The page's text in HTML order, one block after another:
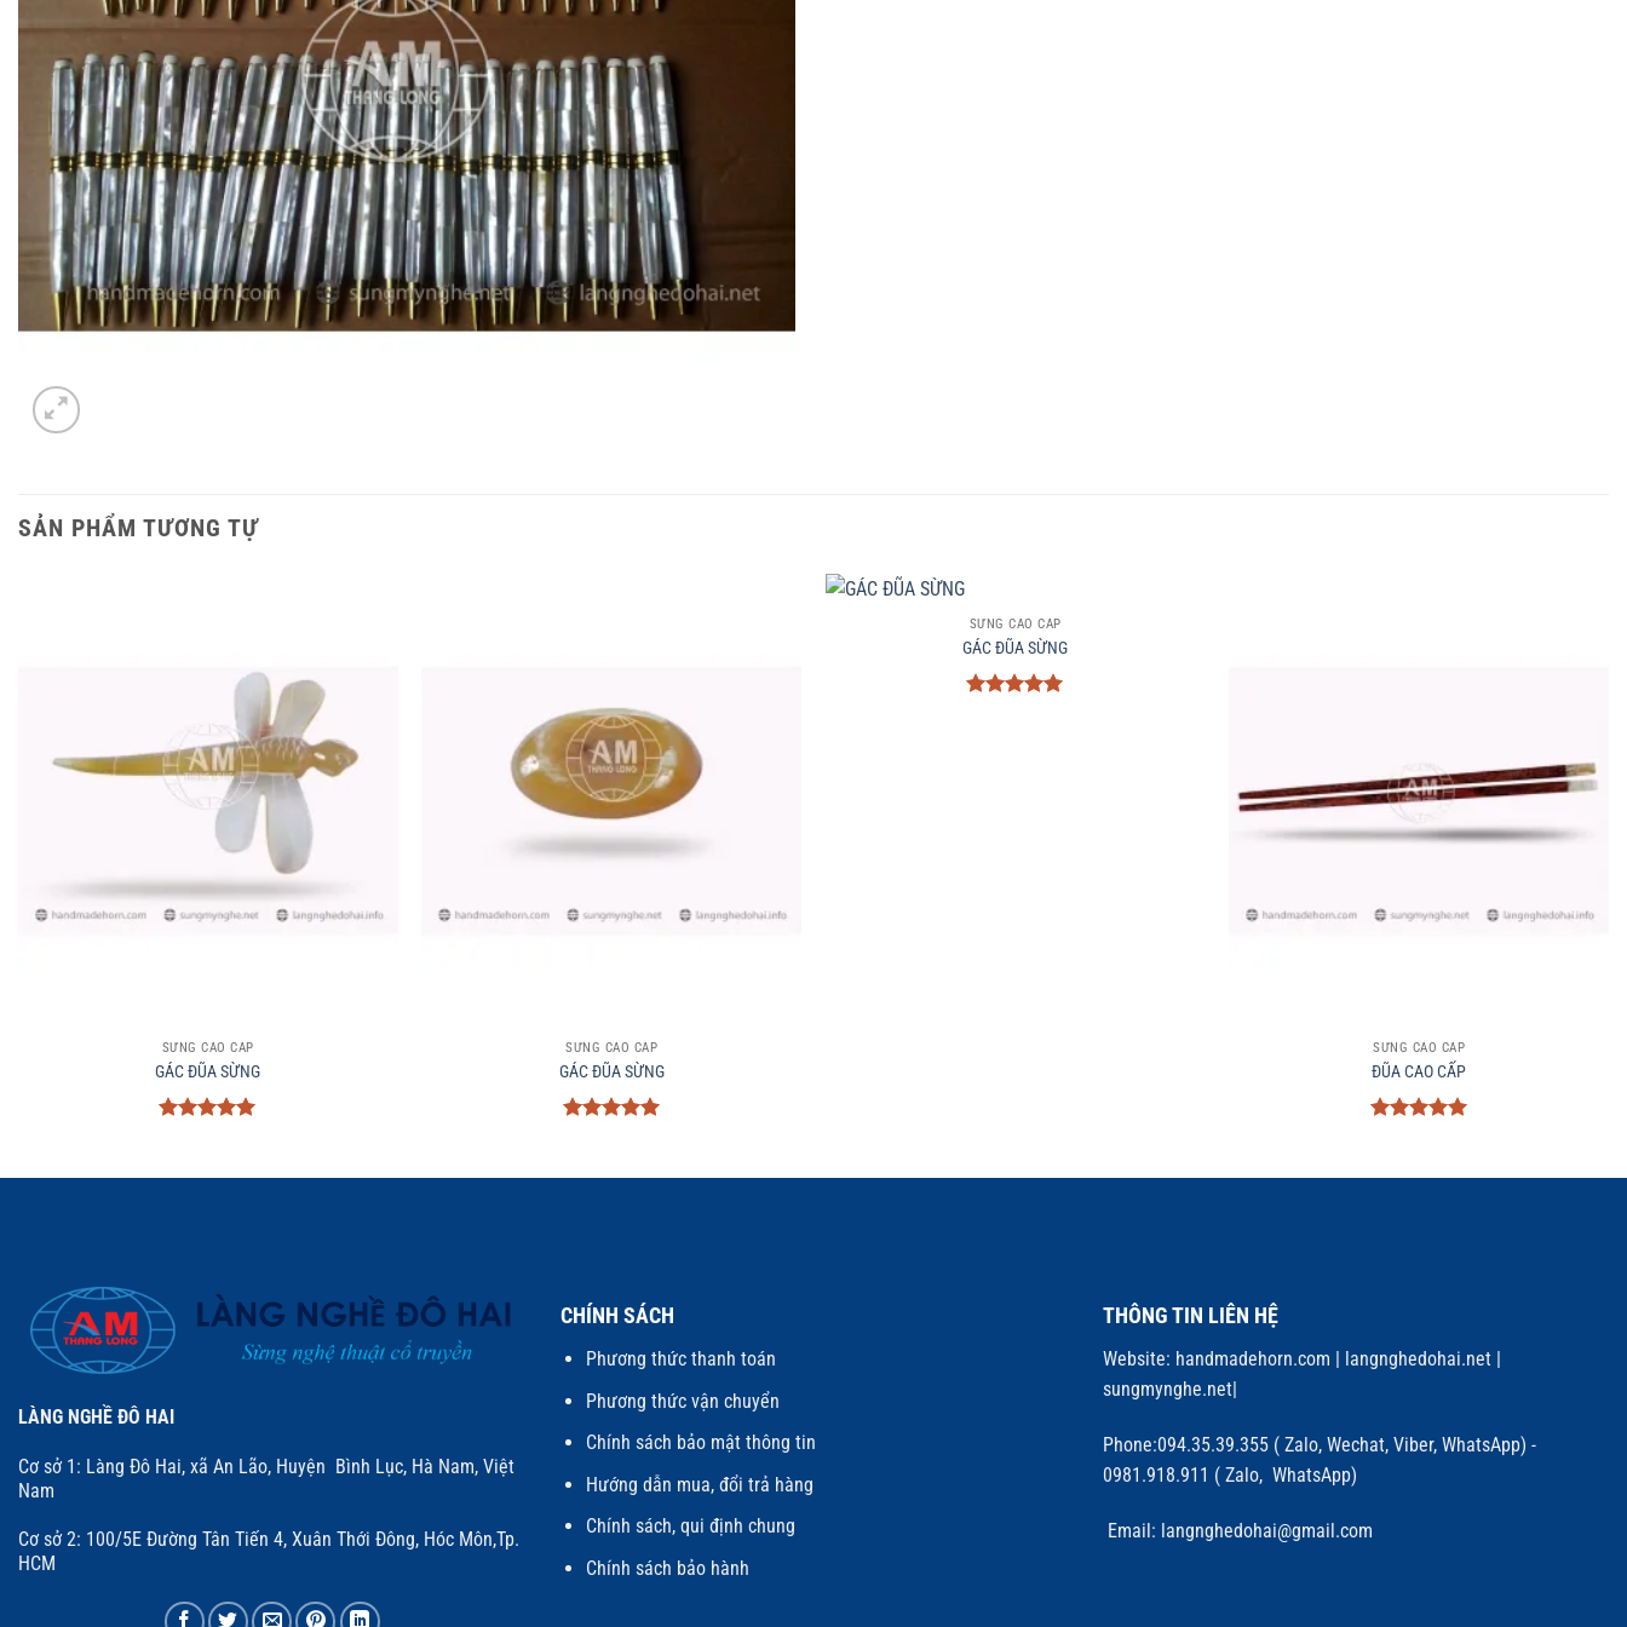
SẢN PHẨM TƯƠNG TỰ
SỪNG CAO CẤP
GÁC ĐŨA SỪNG
sao
SỪNG CAO CẤP
GÁC ĐŨA SỪNG
sao
+
SỪNG CAO CẤP
GÁC ĐŨA SỪNG
SỪNG CAO CẤP
ĐŨA CAO CẤP
sao
LÀNG NGHỀ ĐÔ HAI
Cơ sở 1: Làng Đô Hai, xã An Lão, Huyện Bình Lục, Hà Nam, Việt
Nam
Cơ sở 2: 100/5E Đường Tân Tiến 4, Xuân Thới Đông, Hóc Môn,Tp.
HCM
CHÍNH SÁCH
Phương thức thanh toán
Phương thức vận chuyển
Chính sách bảo mật thông tin
Hướng dẫn mua, đổi trả hàng
Chính sách, qui định chung
Chính sách bảo hành
THÔNG TIN LIÊN HỆ
Website: handmadehorn.com | langnghedohai.net |
sungmynghe.net|
Phone:094.35.39.355 ( Zalo, Wechat, Viber, WhatsApp) -
0981.918.911 ( Zalo, WhatsApp)
Email: langnghedohai@gmail.com